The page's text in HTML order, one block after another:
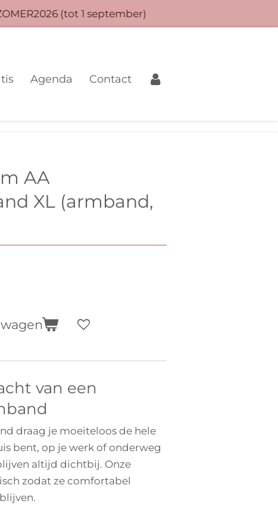
(tot 1 september)
Agenda Contact
AA
XL (armband,
van een
draag je moeiteloos de hele
bent, op je werk of onderweg
altijd dichtbij. Onze
zodat ze comfortabel